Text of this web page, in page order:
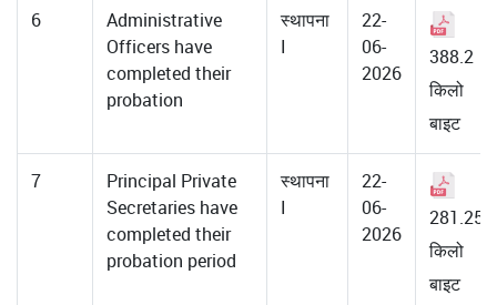
6
Administrative
Officers have
completed their
probation
स्थापना
I
22-
06-
2026
388.2
किलो
बाइट
7
Principal Private
Secretaries have
completed their
probation period
स्थापना
I
22-
06-
2026
281.25
किलो
बाइट